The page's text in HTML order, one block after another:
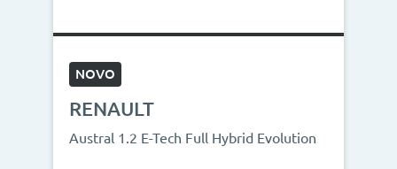
NOVO
RENAULT
Austral 1.2 E-Tech Full Hybrid Evolution